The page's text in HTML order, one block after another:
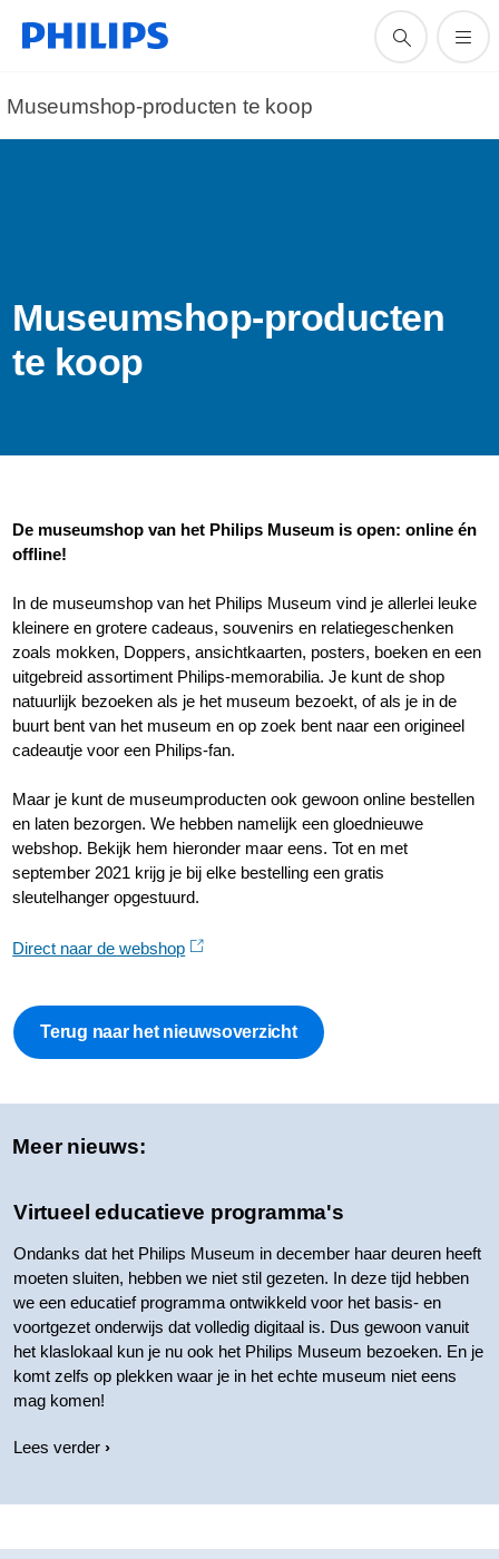
Museumshop-producten te koop
Museumshop-producten
te koop
De museumshop van het Philips Museum is open: online én
offline!
In de museumshop van het Philips Museum vind je allerlei leuke
kleinere en grotere cadeaus, souvenirs en relatiegeschenken
zoals mokken, Doppers, ansichtkaarten, posters, boeken en een
uitgebreid assortiment Philips-memorabilia. Je kunt de shop
natuurlijk bezoeken als je het museum bezoekt, of als je in de
buurt bent van het museum en op zoek bent naar een origineel
cadeautje voor een Philips-fan.
Maar je kunt de museumproducten ook gewoon online bestellen
en laten bezorgen. We hebben namelijk een gloednieuwe
webshop. Bekijk hem hieronder maar eens. Tot en met
september 2021 krijg je bij elke bestelling een gratis
sleutelhanger opgestuurd.
Direct naar de webshop
Terug naar het nieuwsoverzicht
Meer nieuws:
Virtueel educatieve programma's
Ondanks dat het Philips Museum in december haar deuren heeft
moeten sluiten, hebben we niet stil gezeten. In deze tijd hebben
we een educatief programma ontwikkeld voor het basis- en
voortgezet onderwijs dat volledig digitaal is. Dus gewoon vanuit
het klaslokaal kun je nu ook het Philips Museum bezoeken. En je
komt zelfs op plekken waar je in het echte museum niet eens
mag komen!
Lees verder